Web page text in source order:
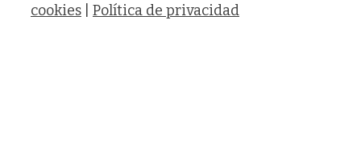
cookies
Política de privacidad